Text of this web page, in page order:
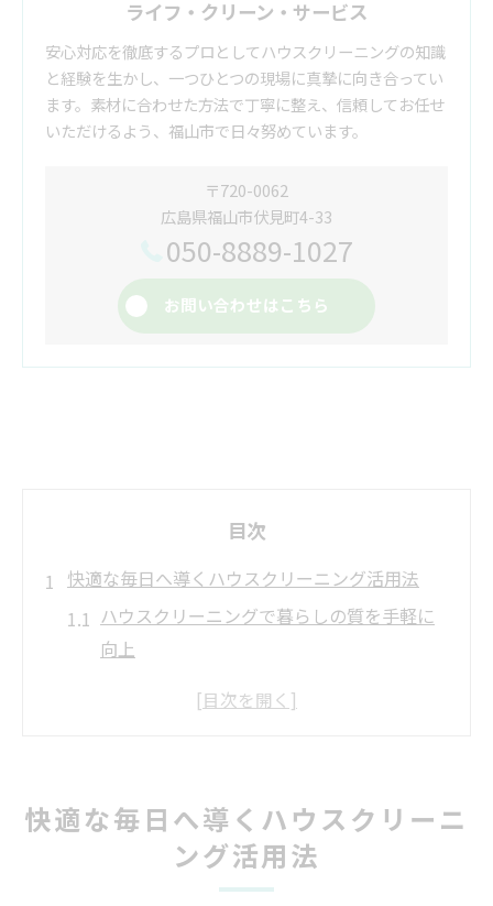
ライフ・クリーン・サービス
安心対応を徹底するプロとしてハウスクリーニングの知識
と経験を生かし、一つひとつの現場に真摯に向き合ってい
ます。素材に合わせた方法で丁寧に整え、信頼してお任せ
いただけるよう、福山市で日々努めています。
〒720-0062
広島県福山市伏見町4-33
050-8889-1027
お問い合わせはこちら
目次
快適な毎日へ導くハウスクリーニング活用法
ハウスクリーニングで暮らしの質を手軽に
向上
自宅の隅々まで清潔を保つ秘訣とは
用術
ハウスクリーニングで毎日を心地良く過ご
快適な毎日へ導くハウスクリーニ
ング活用法